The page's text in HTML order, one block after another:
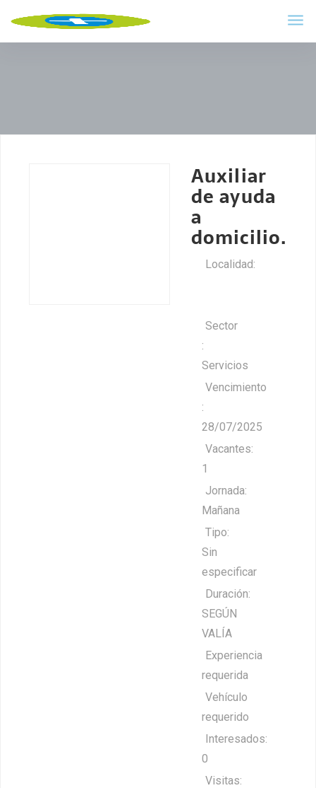
Auxiliar
de ayuda
a
domicilio.
Localidad:
Sector
:
Servicios
Vencimiento
:
28/07/2025
Vacantes:
1
Jornada:
Mañana
Tipo:
Sin
especificar
Duración:
SEGÚN
VALÍA
Experiencia
requerida
Vehículo
requerido
Interesados:
0
Visitas: